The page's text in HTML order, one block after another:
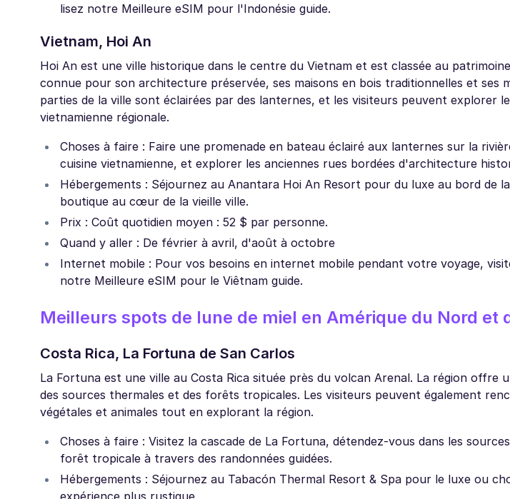
lisez notre Meilleure eSIM pour l'Indonésie guide.
Vietnam, Hoi An
Hoi An est une ville historique dans le centre du Vietnam et est classée au
connue pour son architecture préservée, ses maisons en bois traditionnelles et ses
parties de la ville sont éclairées par des lanternes, et les visiteurs peuvent explorer
vietnamienne régionale.
Choses à faire : Faire une promenade en bateau éclairé aux lanternes sur la
cuisine vietnamienne, et explorer les anciennes rues bordées d'architecture
Hébergements : Séjournez au Anantara Hoi An Resort pour du luxe au bord de
boutique au cœur de la vieille ville.
Prix : Coût quotidien moyen : 52 $ par personne.
Quand y aller : De février à avril, d'août à octobre
Internet mobile : Pour vos besoins en internet mobile pendant votre voyage,
notre Meilleure eSIM pour le Viêtnam guide.
Meilleurs spots de lune de miel en Amérique du Nord et
Costa Rica, La Fortuna de San Carlos
La Fortuna est une ville au Costa Rica située près du volcan Arenal. La région offre
des sources thermales et des forêts tropicales. Les visiteurs peuvent également
végétales et animales tout en explorant la région.
Choses à faire : Visitez la cascade de La Fortuna, détendez-vous dans les
forêt tropicale à travers des randonnées guidées.
Hébergements : Séjournez au Tabacón Thermal Resort & Spa pour le luxe ou